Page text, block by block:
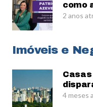
como
2 anos
Imóveis e
4 meses